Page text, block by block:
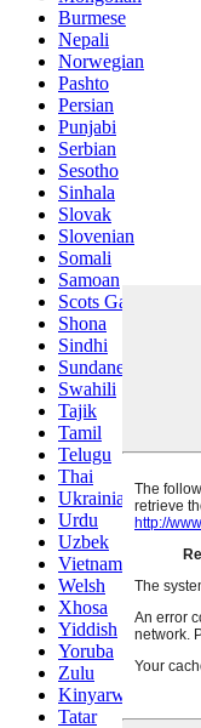
Burmese
Nepali
Norwegian
Pashto
Persian
Punjabi
Serbian
Sesotho
Sinhala
Slovak
Slovenian
Somali
Samoan
Scots Gaelic
Shona
Sindhi
Sundanese
Swahili
Tajik
Tamil
Telugu
Thai
Ukrainian
Urdu
Uzbek
Vietnamese
Welsh
Xhosa
Yiddish
Yoruba
Zulu
Kinyarwanda
Tatar